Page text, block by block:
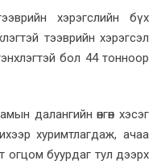
хэрэгслийн бүх
тээврийн хэрэгсэл
бол 44 тонноор
далангийн өнгөн хэсэг
хуримтлагдаж, ачаа
огцом буурдаг тул дээрх